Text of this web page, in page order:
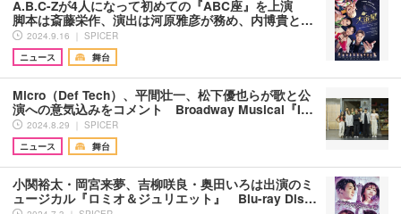
A.B.C-Zが4人になって初めての『ABC座』を上演
脚本は斎藤栄作、演出は河原雅彦が務め、内博貴と…
2024.9.16 ｜ SPICER
ニュース
舞台
Micro（Def Tech）、平間壮一、松下優也らが歌と公
演への意気込みをコメント Broadway Musical『I…
2024.8.29 ｜ SPICER
ニュース
舞台
小関裕太・岡宮来夢、吉柳咲良・奥田いろは出演のミ
ュージカル『ロミオ＆ジュリエット』 Blu-ray Dis…